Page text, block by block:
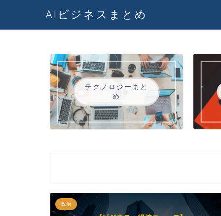
AIビジネスまとめ
テクノロジーまと
め
政治